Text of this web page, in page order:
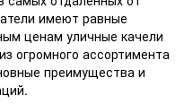
имеют равные
ценам уличные качели
огромного ассортимента
преимущества и